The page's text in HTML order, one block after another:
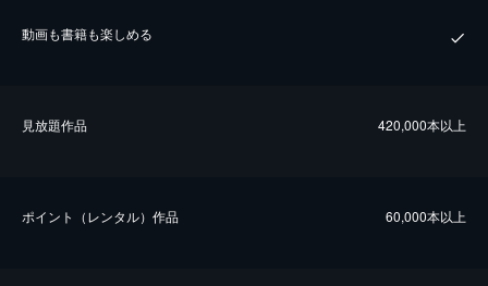
動画も書籍も楽しめる
⾒放題作品 420,000本以上
ポイント（レンタル）作品 60,000本以上